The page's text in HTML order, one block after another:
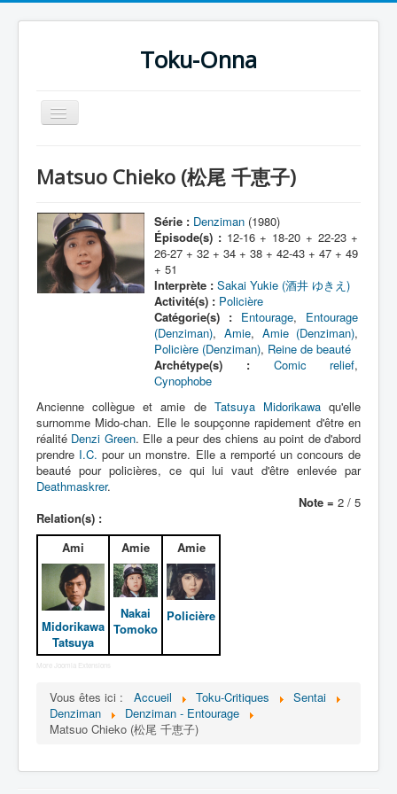
Toku-Onna
Basculer
la
Toku-Actrices
Toku-Critiques
Séries
Films
Denshi sentai Denziman (電子 戦
隊 デンジマン) = Escadron
électronique Denziman
Série
Personnages
Mechas
Objets
Lieux
Épisodes
Chronologie
Références
Matsuo Chieko (松尾 千恵子)
Série : Denziman (1980)
Épisode(s) : 12-16 + 18-20 + 22-23 +
26-27 + 32 + 34 + 38 + 42-43 + 47 + 49
+ 51
Interprète : Sakai Yukie (酒井 ゆきえ)
Activité(s) : Policière
Catégorie(s) : Entourage, Entourage
(Denziman), Amie, Amie (Denziman),
Policière (Denziman), Reine de beauté
Archétype(s) :
Comic relief,
Cynophobe
Ancienne collègue et amie de Tatsuya Midorikawaqu'elle
surnomme Mido-chan. Elle le soupçonne rapidement d'être en
réalité Denzi Green. Elle a peur des chiens au point de d'abord
prendre I.C. pour un monstre. Elle a remporté un concours de
beauté pour policières, ce qui lui vaut d'être enlevée par
Deathmaskrer.
Note = 2 / 5
Relation(s) :
Ami
Midorikawa
Tatsuya
Amie
Nakai
Tomoko
Amie
Policière
More Joomla Extensions
Vous êtes ici : Accueil Toku-Critiques
Sentai
Denziman
Denziman - Entourage
Matsuo Chieko (松尾 千恵子)